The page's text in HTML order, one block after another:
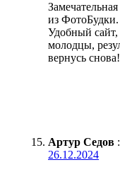
из ФотоБудки.
Удобный сайт,
молодцы,
вернусь снова!
Артур Седов :
26.12.2024